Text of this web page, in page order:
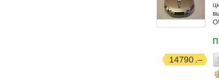
14790